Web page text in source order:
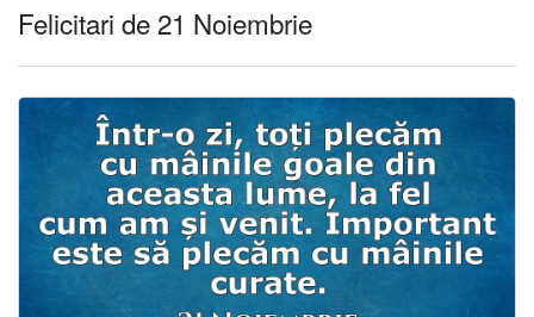
Felicitari de 21 Noiembrie